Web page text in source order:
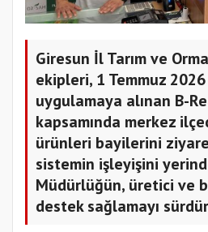
Giresun İl Tarım ve
ekipleri, 1 Temmuz
uygulamaya alınan B-
kapsamında merkez
ürünleri bayilerini
sistemin işleyişini
Müdürlüğün, üretici ve
destek sağlamayı